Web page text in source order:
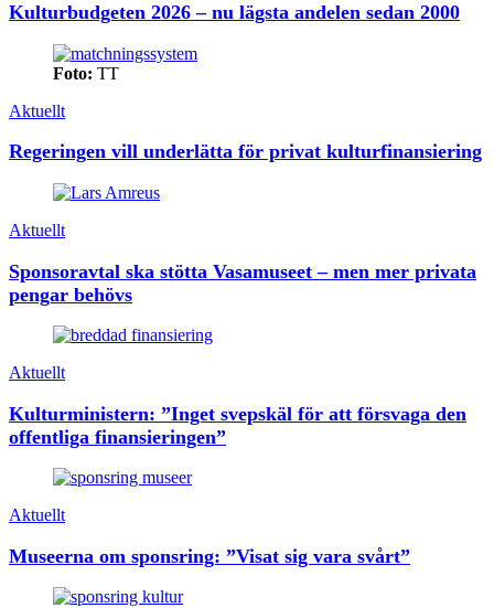
Kulturbudgeten 2026 – nu lägsta andelen sedan 2000
Foto: TT
Aktuellt
Regeringen vill underlätta för privat kulturfinansiering
Aktuellt
Sponsoravtal ska stötta Vasamuseet – men mer privata
pengar behövs
Aktuellt
Kulturministern: ”Inget svepskäl för att försvaga den
offentliga finansieringen”
Aktuellt
Museerna om sponsring: ”Visat sig vara svårt”